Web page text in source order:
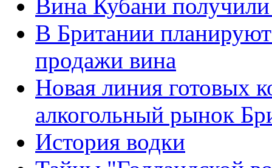
Вина Кубани
В Британии
продажи вина
Новая линия готовых
алкогольный рынок
История водки